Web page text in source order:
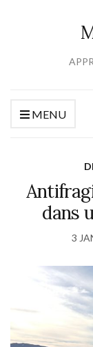
MENU
dans
3